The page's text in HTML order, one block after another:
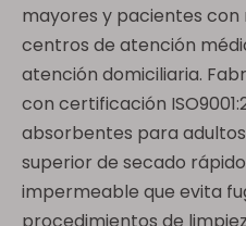
mayores y pacientes con
centros de atención
atención domiciliaria.
con certificación
absorbentes para
superior de secado
impermeable que evita
procedimientos de